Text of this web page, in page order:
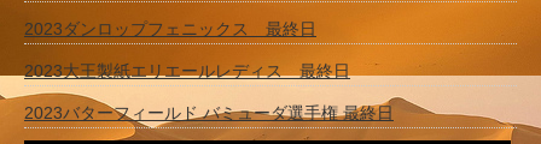
2023ダンロップフェニックス 最終日
2023大王製紙エリエールレディス 最終日
2023バターフィールド バミューダ選手権 最終日